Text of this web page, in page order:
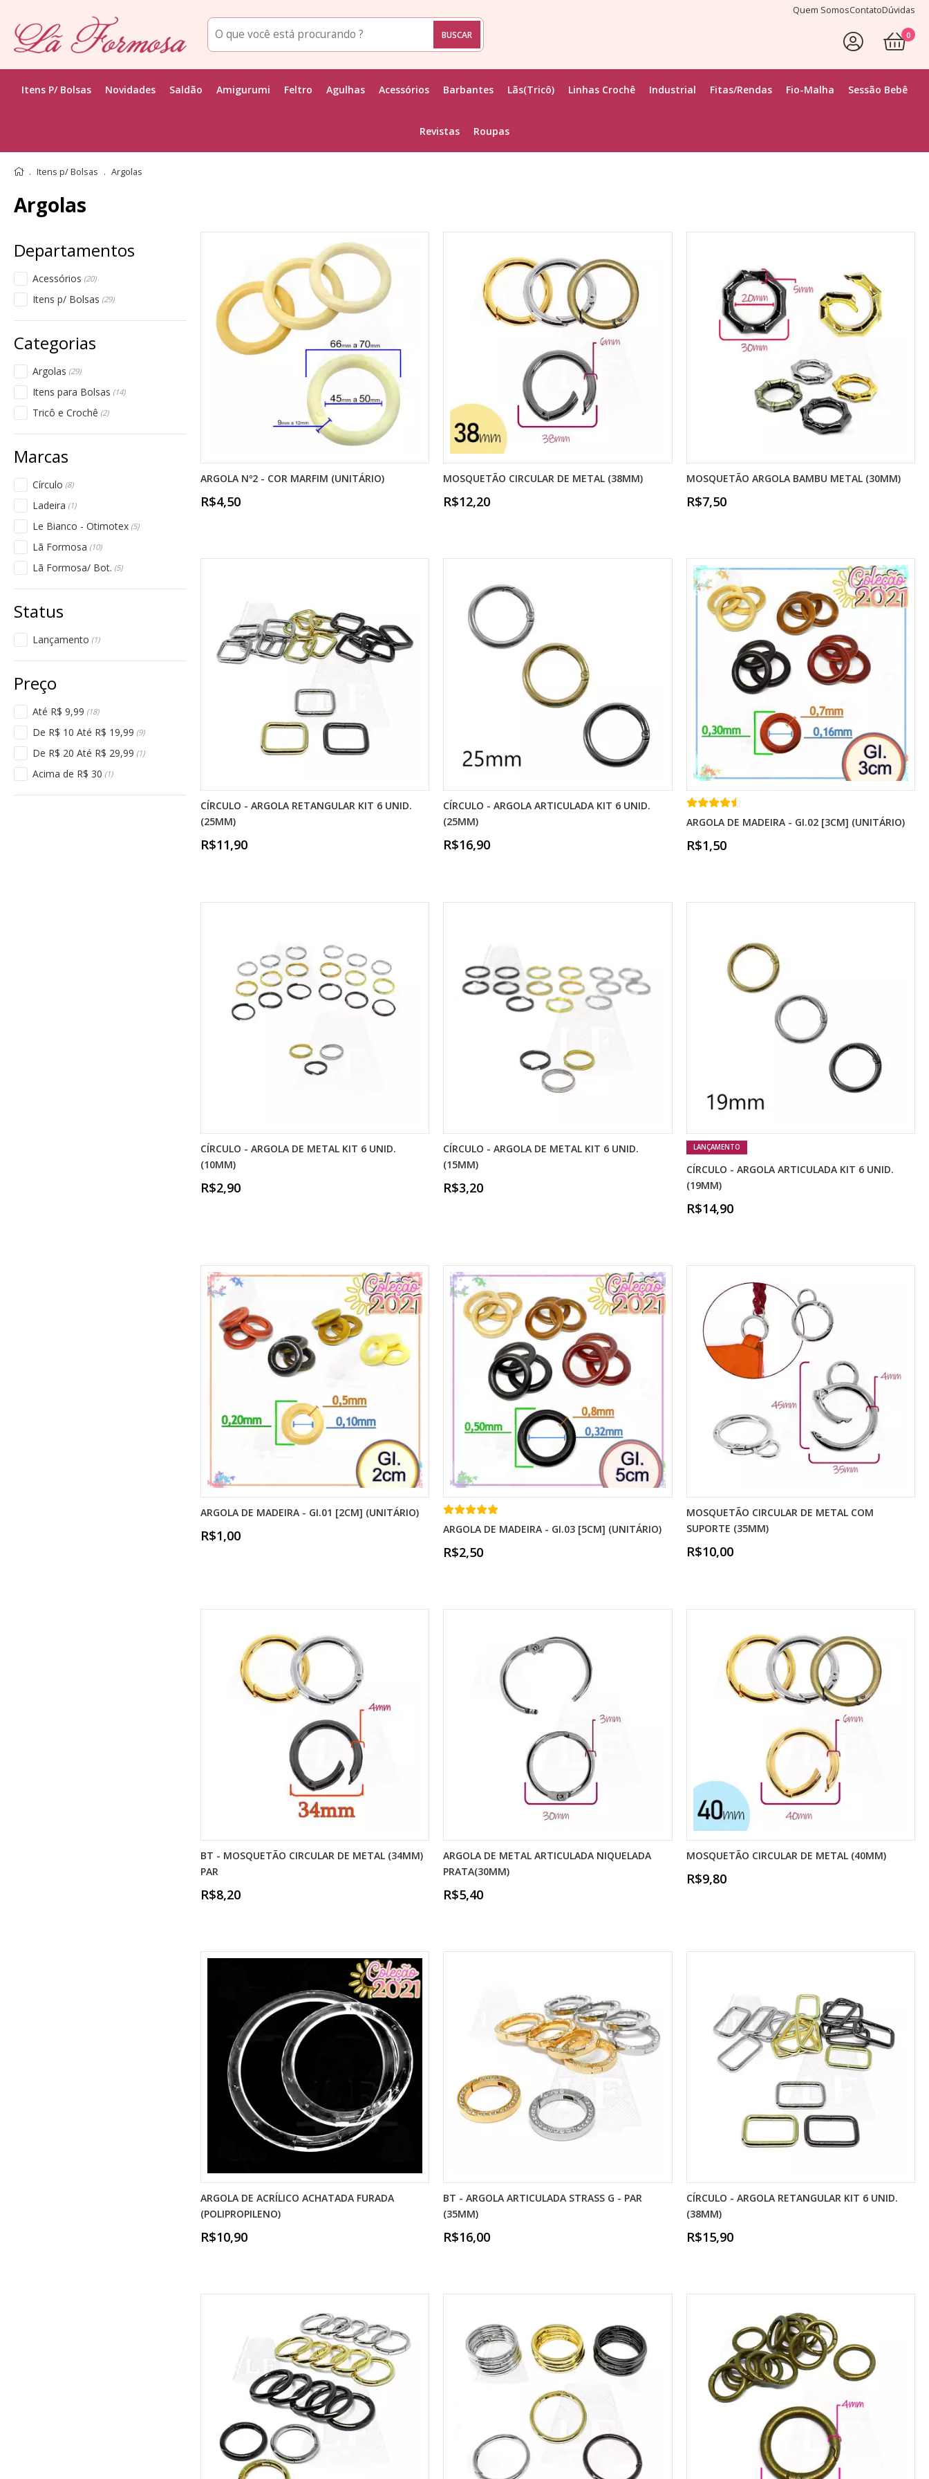
Quem SomosContatoDúvidas
Itens P/ Bolsas Novidades Saldão Amigurumi Feltro Agulhas Acessórios Barbantes Lãs(Tricô) Linhas Crochê Industrial Fitas/Rendas Fio-Malha Sessão Bebê
Revistas Roupas
0
Itens p/ Bolsas Argolas
Argolas
Acessórios (20)
Itens p/ Bolsas (29)
Argolas (29)
Itens para Bolsas (14)
Tricô e Crochê (2)
Círculo (8)
Ladeira (1)
Le Bianco - Otimotex (5)
Lã Formosa (10)
Lã Formosa/ Bot. (5)
Lançamento (1)
Até R$ 9,99 (18)
De R$ 10 Até R$ 19,99 (9)
De R$ 20 Até R$ 29,99 (1)
Acima de R$ 30 (1)
ARGOLA Nº2 - COR MARFIM (UNITÁRIO)
R$4,50
MOSQUETÃO CIRCULAR DE METAL (38MM)
R$12,20
MOSQUETÃO ARGOLA BAMBU METAL (30MM)
R$7,50
CÍRCULO - ARGOLA RETANGULAR KIT 6 UNID.
(25MM)
R$11,90
CÍRCULO - ARGOLA ARTICULADA KIT 6 UNID.
(25MM)
R$16,90
ARGOLA DE MADEIRA - GI.02 [3CM] (UNITÁRIO)
R$1,50
CÍRCULO - ARGOLA DE METAL KIT 6 UNID.
(10MM)
R$2,90
CÍRCULO - ARGOLA DE METAL KIT 6 UNID.
(15MM)
R$3,20
LANÇAMENTO
CÍRCULO - ARGOLA ARTICULADA KIT 6 UNID.
(19MM)
R$14,90
ARGOLA DE MADEIRA - GI.01 [2CM] (UNITÁRIO)
R$1,00 ARGOLA DE MADEIRA - GI.03 [5CM] (UNITÁRIO)
R$2,50
MOSQUETÃO CIRCULAR DE METAL COM
SUPORTE (35MM)
R$10,00
BT - MOSQUETÃO CIRCULAR DE METAL (34MM)
PAR
R$8,20
ARGOLA DE METAL ARTICULADA NIQUELADA
PRATA(30MM)
R$5,40
MOSQUETÃO CIRCULAR DE METAL (40MM)
R$9,80
ARGOLA DE ACRÍLICO ACHATADA FURADA
(POLIPROPILENO)
R$10,90
BT - ARGOLA ARTICULADA STRASS G - PAR
(35MM)
R$16,00
CÍRCULO - ARGOLA RETANGULAR KIT 6 UNID.
(38MM)
R$15,90